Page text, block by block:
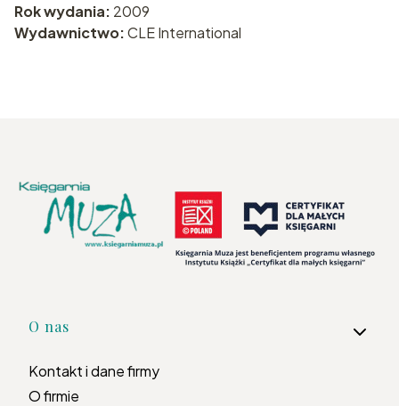
Rok wydania: 2009
Wydawnictwo:CLE International
Linki w stopce
O nas
Kontakt i dane firmy
O firmie